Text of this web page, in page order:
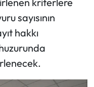
sayısının
hakkı